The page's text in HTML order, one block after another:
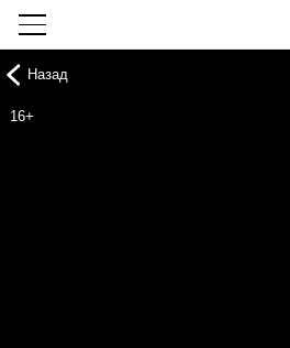
Назад
16+